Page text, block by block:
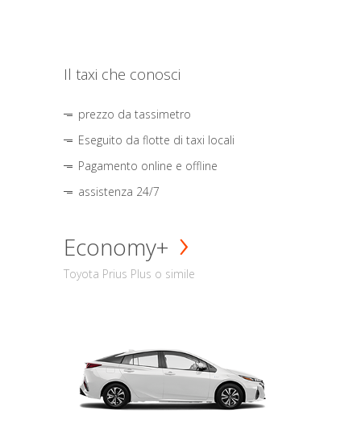
Il taxi che conosci
prezzo da tassimetro
Eseguito da flotte di taxi locali
Pagamento online e offline
assistenza 24/7
Economy+
Toyota Prius Plus o simile